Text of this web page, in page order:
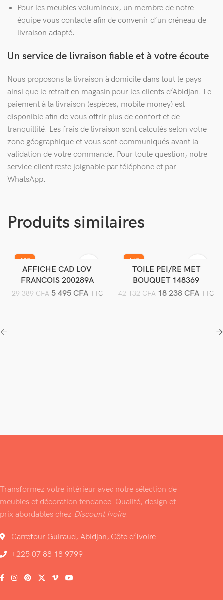
Pour les meubles volumineux, un membre de notre
équipe vous contacte afin de convenir d’un créneau de
livraison adapté.
Un service de livraison fiable et à votre écoute
Nous proposons la livraison à domicile dans tout le pays
ainsi que le retrait en magasin pour les clients d’Abidjan. Le
paiement à la livraison (espèces, mobile money) est
disponible afin de vous offrir plus de confort et de
tranquillité. Les frais de livraison sont calculés selon votre
zone géographique et vous sont communiqués avant la
validation de votre commande. Pour toute question, notre
service client reste joignable par téléphone et par
WhatsApp.
Produits similaires
-81%
Ajouter au panier
AFFICHE CAD LOV
FRANCOIS 200289A
29 389CFA 5 495 CFA TTC
-57%
Ajouter au panier
TOILE PEI/RE MET
BOUQUET 148369
42 132CFA 18 238 CFA TTC
Transformez votre intérieur avec notre sélection de
meubles et décoration tendance. Qualité, design et
prix abordables chez Discount Ivoire.
Carrefour Guiraud, Abidjan, Côte d’Ivoire
+225 07 88 18 9799